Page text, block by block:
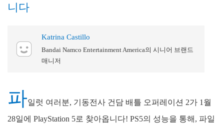
니다
Katrina Castillo
Bandai Namco Entertainment America의 시니어 브랜드
매니저
파일럿 여러분, 기동전사 건담 배틀 오퍼레이션 2가 1월
28일에 PlayStation 5로 찾아옵니다! PS5의 성능을 통해, 파일